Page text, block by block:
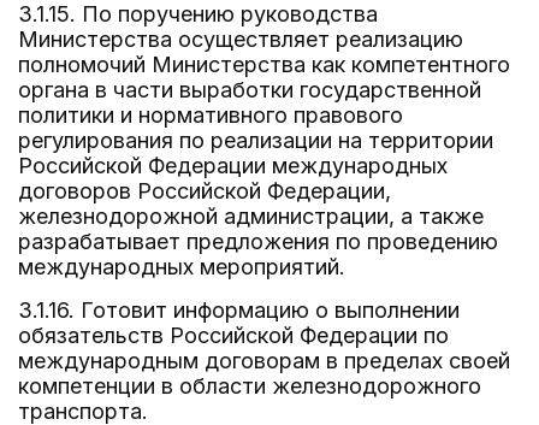
3.1.15. По поручению руководства
Министерства осуществляет реализацию
полномочий Министерства как компетентного
органа в части выработки государственной
политики и нормативного правового
регулирования по реализации на территории
Российской Федерации международных
договоров Российской Федерации,
железнодорожной администрации, а также
разрабатывает предложения по проведению
международных мероприятий.
3.1.16. Готовит информацию о выполнении
обязательств Российской Федерации по
международным договорам в пределах своей
компетенции в области железнодорожного
транспорта.